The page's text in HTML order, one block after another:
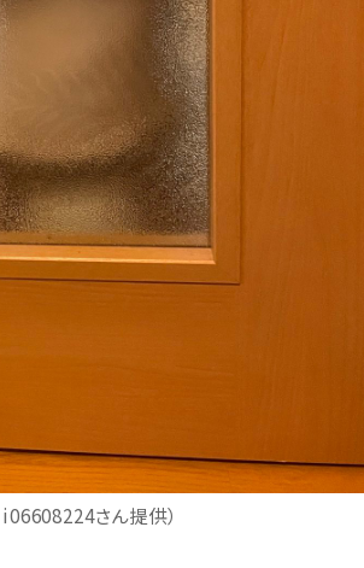
さん提供）